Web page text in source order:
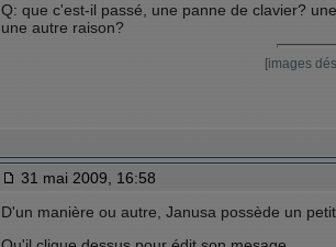
Q: que c'est-il passé, une panne de clavier?
une autre raison?
[images
31 mai 2009, 16:58
D'un manière ou autre, Janusa possède un